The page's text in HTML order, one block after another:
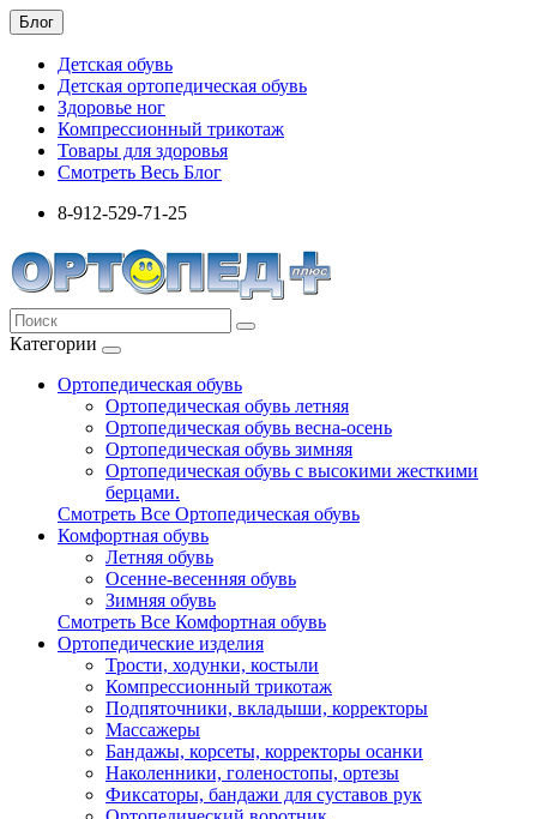
Блог
Детская обувь
Детская ортопедическая обувь
Здоровье ног
Компрессионный трикотаж
Товары для здоровья
Смотреть Весь Блог
8-912-529-71-25
Категории
Ортопедическая обувь
Ортопедическая обувь летняя
Ортопедическая обувь весна-осень
Ортопедическая обувь зимняя
Ортопедическая обувь с высокими жесткими
берцами.
Смотреть Все Ортопедическая обувь
Комфортная обувь
Летняя обувь
Осенне-весенняя обувь
Зимняя обувь
Смотреть Все Комфортная обувь
Ортопедические изделия
Трости, ходунки, костыли
Компрессионный трикотаж
Подпяточники, вкладыши, корректоры
Массажеры
Бандажы, корсеты, корректоры осанки
Наколенники, голеностопы, ортезы
Фиксаторы, бандажи для суставов рук